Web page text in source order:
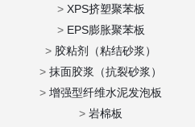
> XPS挤塑聚苯板
> EPS膨胀聚苯板
> 胶粘剂（粘结砂浆）
> 抹面胶浆（抗裂砂浆）
> 增强型纤维水泥发泡板
> 岩棉板